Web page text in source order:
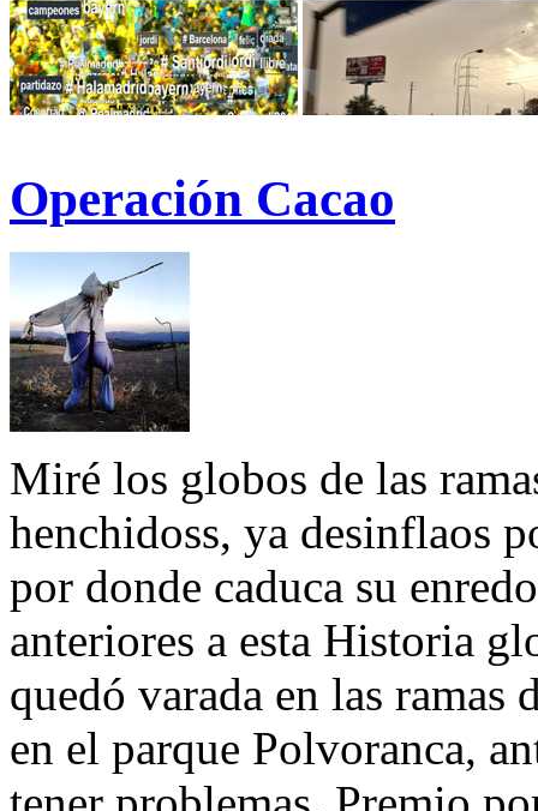
Operación Cacao
Miré los globos de las
henchidoss, ya desinflaos
por donde caduca su
anteriores a esta Historia
quedó varada en las
en el parque Polvoranca,